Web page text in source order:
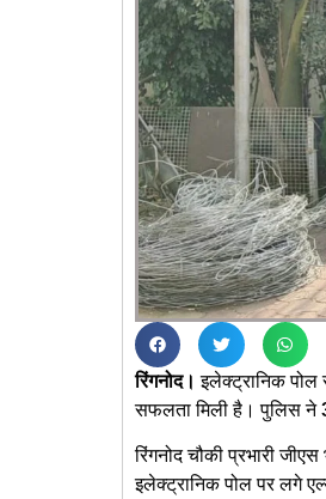
रिंगनोद। इलेक्ट्रानिक पोल
सफलता मिली है। पुलिस ने 3
रिंगनोद चौकी प्रभारी
इलेक्ट्रानिक पोल पर लगे